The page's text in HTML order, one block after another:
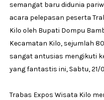
semangat baru didunia
acara pelepasan peserta
Kilo oleh Bupati Dompu
Kecamatan Kilo, sejumlah
sangat antusias mengikuti
yang fantastis ini, Sabtu, 21/
Trabas Expos Wisata Kilo